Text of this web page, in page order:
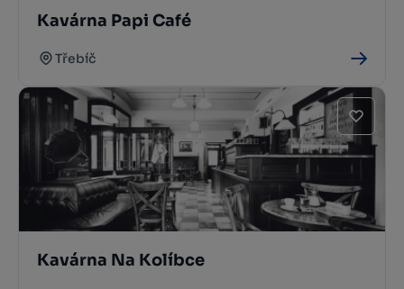
Kavárna Papi Café
Třebíč
Kavárna Na Kolíbce